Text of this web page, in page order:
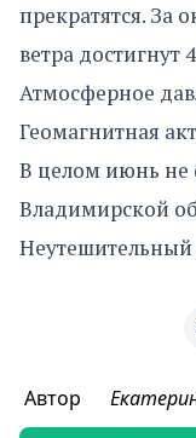
прекратятся. За
ветра достигнут
Атмосферное
Геомагнитная
В целом июнь не
Владимирской
Неутешительный
Автор